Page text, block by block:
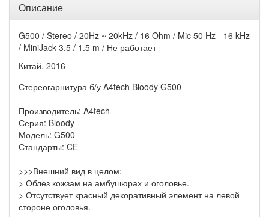
Описание
G500 / Stereo / 20Hz ~ 20kHz / 16 Ohm / Mic 50 Hz - 16 kHz
/ MiniJack 3.5 / 1.5 m / Не работает
Китай, 2016
Стереогарнитура б/у A4tech Bloody G500
Производитель: A4tech
Серия: Bloody
Модель: G500
Стандарты: CE
>>>Внешний вид в целом:
> Облез кожзам на амбушюрах и оголовье.
> Отсутствует красный декоративный элемент на левой
стороне оголовья.